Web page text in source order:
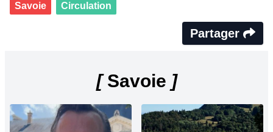
Savoie Circulation
Partager
[Savoie ]